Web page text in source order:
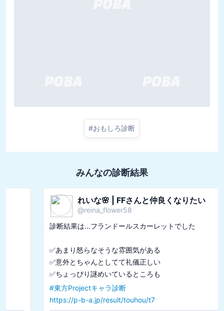
#おもしろ診断
みんなの診断結果
れいな🌸 | FFさんと仲良くなりたい
reina_flower58
診断結果は...フランドールスカーレットでした
✅あまり怒らなそうな雰囲気がある
✅意外とちゃんとしてて礼儀正しい
✅ちょっぴり謎めいているところも
東方Projectキャラ診断
https://p-b-a.jp/result/touhou/t7